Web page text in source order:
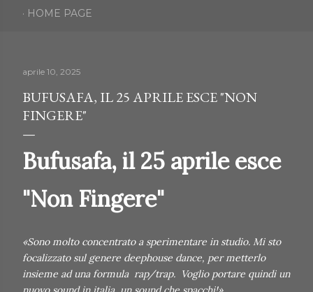
HOME PAGE
aprile 10, 2025
BUFUSAFA, IL 25 APRILE ESCE "NON
FINGERE"
Bufusafa, il 25 aprile esce
"Non Fingere"
«Sono molto concentrato a sperimentare in studio. Mi sto
focalizzato sul genere deephouse dance, per metterlo
insieme ad una formula rap/trap. Voglio portare quindi un